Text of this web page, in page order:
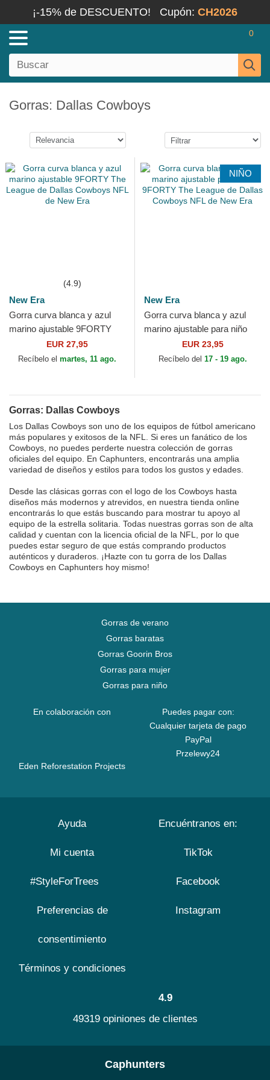
¡-15% de DESCUENTO! Cupón: CH2026
0
Gorras: Dallas Cowboys
(4.9)
New Era
Gorra curva blanca y azul
marino ajustable 9FORTY
The League de Dallas
Cowboys NFL de New Era
EUR 27,95
Recíbelo el martes, 11 ago.
NIÑO
New Era
Gorra curva blanca y azul
marino ajustable para niño
9FORTY The League de
Dallas Cowboys NFL de...
EUR 23,95
Recíbelo del 17 - 19 ago.
Gorras: Dallas Cowboys
Los Dallas Cowboys son uno de los equipos de fútbol americano
más populares y exitosos de la NFL. Si eres un fanático de los
Cowboys, no puedes perderte nuestra colección de gorras
oficiales del equipo. En Caphunters, encontrarás una amplia
variedad de diseños y estilos para todos los gustos y edades.
Desde las clásicas gorras con el logo de los Cowboys hasta
diseños más modernos y atrevidos, en nuestra tienda online
encontrarás lo que estás buscando para mostrar tu apoyo al
equipo de la estrella solitaria. Todas nuestras gorras son de alta
calidad y cuentan con la licencia oficial de la NFL, por lo que
puedes estar seguro de que estás comprando productos
auténticos y duraderos. ¡Hazte con tu gorra de los Dallas
Cowboys en Caphunters hoy mismo!
Gorras de verano
Gorras baratas
Gorras Goorin Bros
Gorras para mujer
Gorras para niño
En colaboración con
Eden Reforestation Projects
Puedes pagar con:
Cualquier tarjeta de pago
PayPal
Przelewy24
Ayuda
Mi cuenta
#StyleForTrees
Preferencias de
consentimiento
Términos y condiciones
Encuéntranos en:
TikTok
Facebook
Instagram
4.9
49319 opiniones de clientes
Caphunters